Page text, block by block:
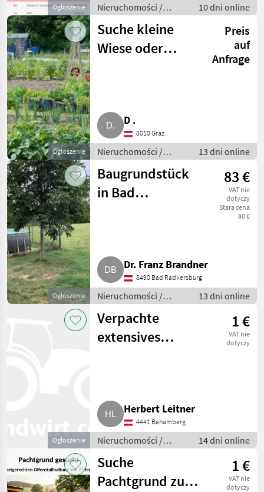
Ogłoszenie
Nieruchomości /
Działki
10 dni online
Ogłoszenie
Suche kleine
Wiese oder
Preis
auf
Anfrage
D .
8010 Graz
Nieruchomości /
Działki
13 dni online
Ogłoszenie
Baugrundstück
in Bad
83 €
VAT nie
dotyczy
Stara cena
80 €
Dr. Franz Brandner
8490 Bad Radkersburg
Nieruchomości /
Działki
13 dni online
Ogłoszenie
Verpachte
extensives
1 €
VAT nie
dotyczy
Herbert Leitner
4441 Behamberg
Nieruchomości /
Działki
14 dni online
Suche
Pachtgrund zur
1 €
VAT nie
dotyczy